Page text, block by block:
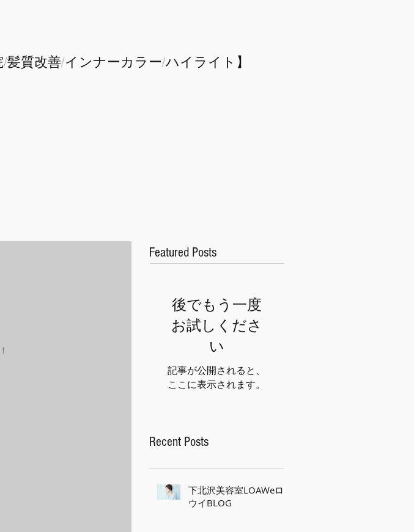
/髪質改善/インナーカラー/​ハイライト】
Featured Posts
後でもう一度
お試しくださ
い
記事が公開されると、
ここに表示されます。
Recent Posts
下北沢美容室LOAWeロ
ウイBLOG